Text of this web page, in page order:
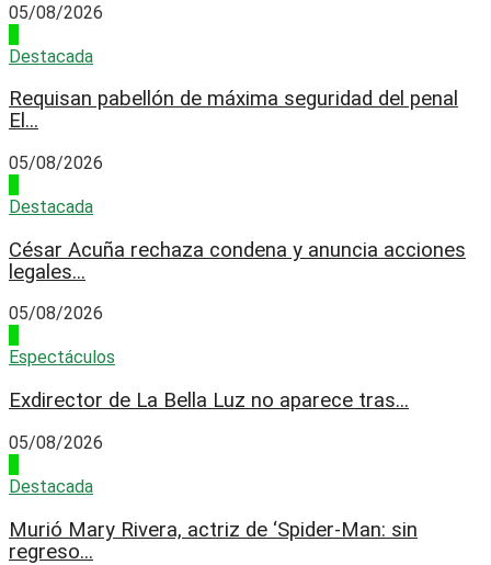
05/08/2026
Destacada
Requisan pabellón de máxima seguridad del penal
El...
05/08/2026
Destacada
César Acuña rechaza condena y anuncia acciones
legales...
05/08/2026
Espectáculos
Exdirector de La Bella Luz no aparece tras...
05/08/2026
Destacada
Murió Mary Rivera, actriz de ‘Spider-Man: sin
regreso...